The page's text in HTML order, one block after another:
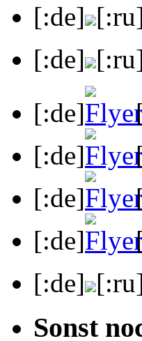
[:de]
[:de]
[:de]
[:de]
[:de]
[:de]
[:de]
Sonst